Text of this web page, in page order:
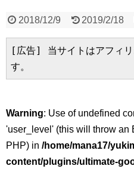
2018/12/9 2019/2/18
[広告] 当サイトはアフィリ
す。
Warning: Use of undefined
'user_level' (this will throw an
PHP) in /home/mana17/
content/plugins/ultimate-